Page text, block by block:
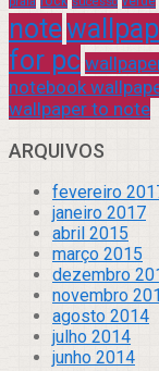
note
for pc
notebook
wallpaper to note
ARQUIVOS
fevereiro
janeiro 2017
abril 2015
março 2015
dezembro
novembro
agosto 2014
julho 2014
junho 2014